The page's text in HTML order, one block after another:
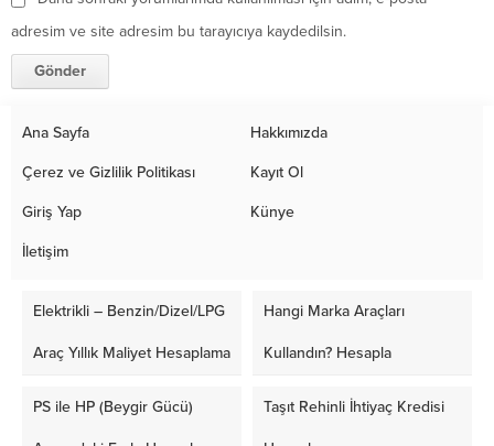
adresim ve site adresim bu tarayıcıya kaydedilsin.
Ana Sayfa Hakkımızda
Çerez ve Gizlilik Politikası Kayıt Ol
Giriş Yap Künye
İletişim
Elektrikli – Benzin/Dizel/LPG
Araç Yıllık Maliyet Hesaplama
Hangi Marka Araçları
Kullandın? Hesapla
PS ile HP (Beygir Gücü) Taşıt Rehinli İhtiyaç Kredisi